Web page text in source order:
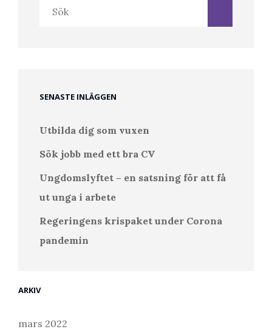
SENASTE INLÄGGEN
Utbilda dig som vuxen
Sök jobb med ett bra CV
Ungdomslyftet – en satsning för att få
ut unga i arbete
Regeringens krispaket under Corona
pandemin
ARKIV
mars 2022